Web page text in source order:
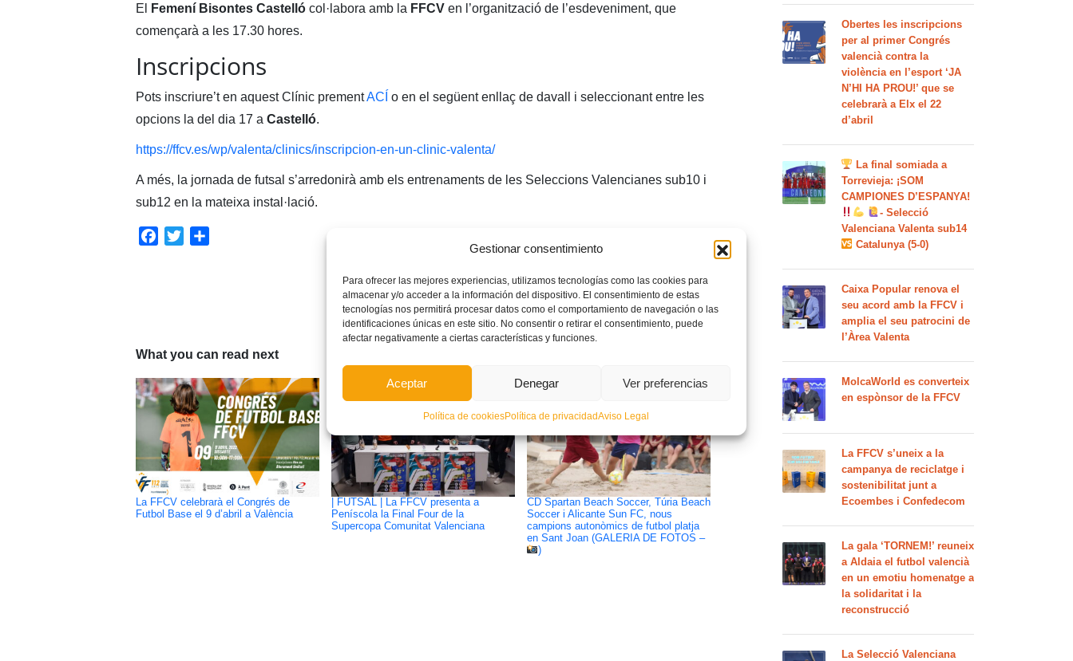
Gestionar consentimiento
Para ofrecer las mejores experiencias, utilizamos tecnologías como las cookies para
almacenar y/o acceder a la información del dispositivo. El consentimiento de estas
tecnologías nos permitirá procesar datos como el comportamiento de navegación o las
identificaciones únicas en este sitio. No consentir o retirar el consentimiento, puede
afectar negativamente a ciertas características y funciones.
Aceptar Denegar Ver preferencias
Política de cookiesPolítica de privacidadAviso Legal
El Femení Bisontes Castellócol·labora amb la FFCV en l’organització de l’esdeveniment, que
començarà a les 17.30 hores.
Inscripcions
Pots inscriure’t en aquest Clínic prementACÍ o en el següent enllaç de davall i seleccionant entre les
opcions la del dia 17 a Castelló.
https://ffcv.es/wp/valenta/clinics/inscripcion-en-un-clinic-valenta/
A més, la jornada de futsal s’arredonirà amb els entrenaments de les Seleccions Valencianes sub10 i
sub12 en la mateixa instal·lació.
Facebook
Twitter
TAGGED UNDER:
VALENTA
What you can read next
La FFCV celebrarà el Congrés de
Futbol Base el 9 d’abril a València
| FUTSAL | La FFCV presenta a
Peníscola la Final Four de la
Supercopa Comunitat Valenciana
CD Spartan Beach Soccer, Túria Beach
Soccer i Alicante Sun FC, nous
campions autonòmics de futbol platja
en Sant Joan (GALERIA DE FOTOS –
)
Obertes les inscripcions
per al primer Congrés
valencià contra la
violència en l’esport ‘JA
N’HI HA PROU!’ que se
celebrarà a Elx el 22
d’abril
La final somiada a
Torrevieja: ¡SOM
CAMPIONES D’ESPANYA!
- Selecció
Valenciana Valenta sub14
Catalunya (5-0)
Caixa Popular renova el
seu acord amb la FFCV i
amplia el seu patrocini de
l’Àrea Valenta
MolcaWorld es converteix
en espònsor de la FFCV
La FFCV s’uneix a la
campanya de reciclatge i
sostenibilitat junt a
Ecoembes i Confedecom
La gala ‘TORNEM!’ reuneix
a Aldaia el futbol valencià
en un emotiu homenatge a
la solidaritat i la
reconstrucció
La Selecció Valenciana